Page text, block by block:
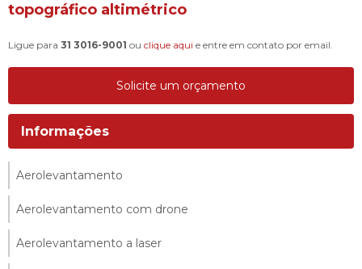
topográfico altimétrico
Ligue para 31 3016-9001 ou clique aqui e entre em contato por email.
Solicite um orçamento
Informações
Aerolevantamento
Aerolevantamento com drone
Aerolevantamento a laser